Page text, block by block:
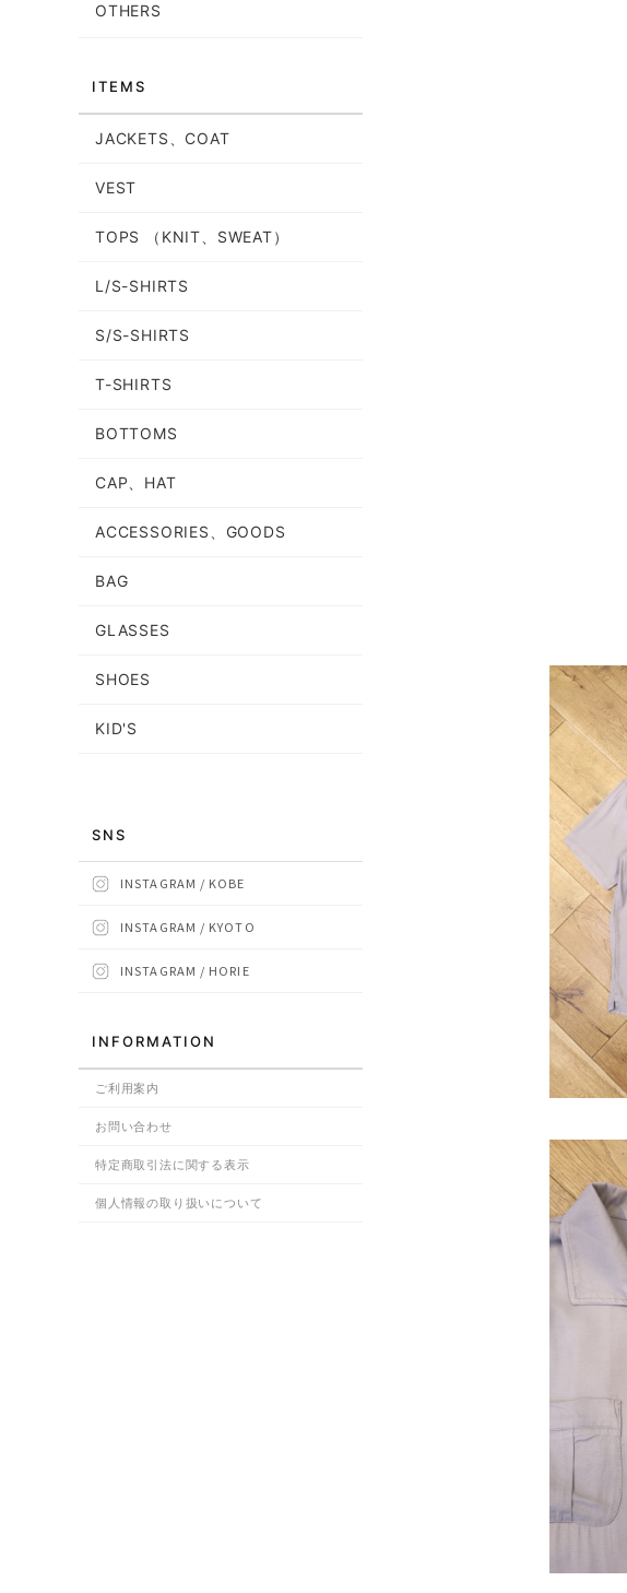
OTHERS
ITEMS
JACKETS、COAT
VEST
TOPS （KNIT、SWEAT）
L/S-SHIRTS
S/S-SHIRTS
T-SHIRTS
BOTTOMS
CAP、HAT
ACCESSORIES、GOODS
BAG
GLASSES
SHOES
KID'S
SNS
INSTAGRAM / KOBE
INSTAGRAM / KYOTO
INSTAGRAM / HORIE
INFORMATION
ご利用案内
お問い合わせ
特定商取引法に関する表示
個人情報の取り扱いについて